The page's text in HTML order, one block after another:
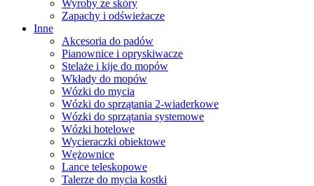
Wyroby ze skóry
Zapachy i odświeżacze
Inne
Akcesoria do padów
Pianownice i opryskiwacze
Stelaże i kije do mopów
Wkłady do mopów
Wózki do mycia
Wózki do sprzątania 2-wiaderkowe
Wózki do sprzątania systemowe
Wózki hotelowe
Wycieraczki obiektowe
Wężownice
Lance teleskopowe
Talerze do mycia kostki